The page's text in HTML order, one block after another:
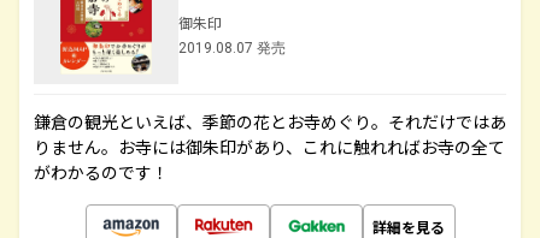
御朱印
2019.08.07 発売
鎌倉の観光といえば、季節の花とお寺めぐり。それだけではあ
りません。お寺には御朱印があり、これに触れればお寺の全て
がわかるのです！
詳細を見る